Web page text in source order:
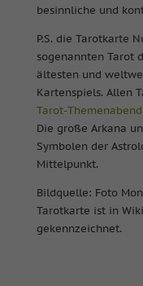
besinnliche und
P.S. die Tarotkarte
sogenannten Tarot
ältesten und
Kartenspiels. Allen
Tarot-
Die große Arkana
Symbolen der
Mittelpunkt.
Bildquelle: Foto
Tarotkarte ist in
gekennzeichnet.